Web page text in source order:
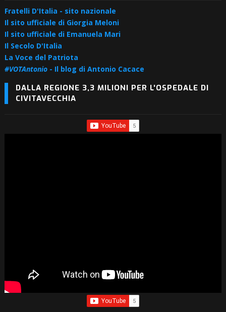
Fratelli D'Italia - sito nazionale
Il sito ufficiale di Giorgia Meloni
Il sito ufficiale di Emanuela Mari
Il Secolo D'Italia
La Voce del Patriota
#VOTAntonio- Il blog di Antonio Cacace
DALLA REGIONE 3,3 MILIONI PER L'OSPEDALE DI
CIVITAVECCHIA